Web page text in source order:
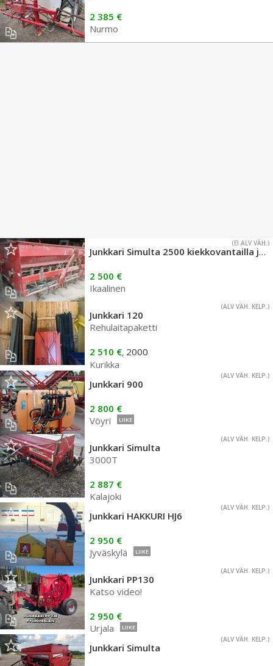
2 385 €
Nurmo
(EI ALV VÄH.)
Junkkari Simulta 2500 kiekkovantailla ja heinänsiemenlaitteella
2 500 €
Ikaalinen
(ALV VÄH. KELP.)
Junkkari 120
Rehulaitapaketti
2 510 €, 2000
Kurikka
(ALV VÄH. KELP.)
Junkkari 900
2 800 €
Vöyri
LIIKE
(ALV VÄH. KELP.)
Junkkari Simulta
3000T
2 887 €
Kalajoki
(ALV VÄH. KELP.)
Junkkari HAKKURI HJ6
2 950 €
Jyväskylä
LIIKE
(ALV VÄH. KELP.)
Junkkari PP130
Katso video!
2 950 €
Urjala
LIIKE
(ALV VÄH. KELP.)
Junkkari Simulta